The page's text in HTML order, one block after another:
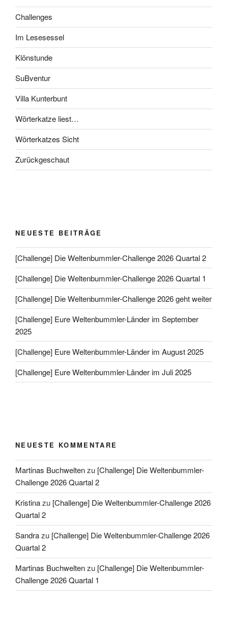
Challenges
Im Lesesessel
Klönstunde
SuBventur
Villa Kunterbunt
Wörterkatze liest…
Wörterkatzes Sicht
Zurückgeschaut
NEUESTE BEITRÄGE
[Challenge] Die Weltenbummler-Challenge 2026 Quartal 2
[Challenge] Die Weltenbummler-Challenge 2026 Quartal 1
[Challenge] Die Weltenbummler-Challenge 2026 geht weiter
[Challenge] Eure Weltenbummler-Länder im September
2025
[Challenge] Eure Weltenbummler-Länder im August 2025
[Challenge] Eure Weltenbummler-Länder im Juli 2025
NEUESTE KOMMENTARE
Martinas Buchweltenzu [Challenge] Die Weltenbummler-
Challenge 2026 Quartal 2
Kristinazu [Challenge] Die Weltenbummler-Challenge 2026
Quartal 2
Sandrazu [Challenge] Die Weltenbummler-Challenge 2026
Quartal 2
Martinas Buchweltenzu [Challenge] Die Weltenbummler-
Challenge 2026 Quartal 1